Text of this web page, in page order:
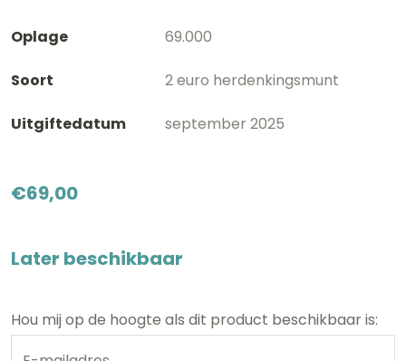
Oplage 69.000
Soort 2 euro herdenkingsmunt
Uitgiftedatum september 2025
€69,00
Later beschikbaar
Hou mij op de hoogte als dit product beschikbaar is: